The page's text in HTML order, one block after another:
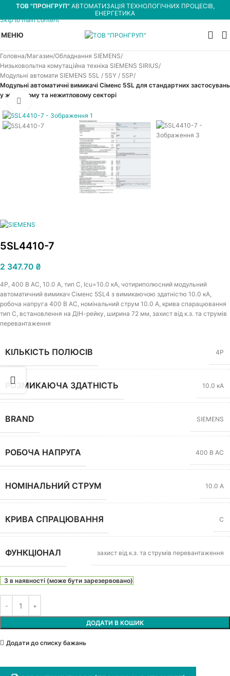
Skip to navigation
Skip to main content
ТОВ "ПРОНГРУП" АВТОМАТИЗАЦІЯ ТЕХНОЛОГІЧНИХ ПРОЦЕСІВ,
ЕНЕРГЕТИКА
МЕНЮ
Головна Магазин Обладнання SIEMENS
Низьковольтна комутаційна техніка SIEMENS SIRIUS
Модульні автомати SIEMENS 5SL / 5SY / 5SP
Модульні автоматичні вимикачі Сіменс 5SL для стандартних застосувань
у житловому та нежитловому секторі
Увеличить
5SL4410-7
2 347.70 ₴
4Р, 400 В АС, 10.0 A, тип C, Icu=10.0 кА, чотириполюсний модульний
автоматичний вимикач Сіменс 5SL4 з вимикаючою здатністю 10.0 кА,
робоча напруга 400 В АС, номінальний струм 10.0 A, крива спарацювання
тип C, встановлення на ДІН-рейку, ширина 72 мм, захист від к.з. та струмів
перевантаження
КІЛЬКІСТЬ ПОЛЮСІВ 4P
РОЗМИКАЮЧА ЗДАТНІСТЬ 10.0 кА
BRAND SIEMENS
РОБОЧА НАПРУГА 400 В АС
НОМІНАЛЬНИЙ СТРУМ 10.0 А
КРИВА СПРАЦЮВАННЯ C
ФУНКЦІОНАЛ захист від к.з. та струмів перевантаження
3 в наявності (може бути зарезервовано)
ДОДАТИ В КОШИК
Додати до списку бажань